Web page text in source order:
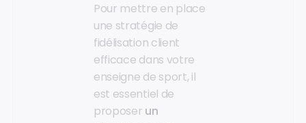
Pour mettre en place
une stratégie de
fidélisation client
efficace dans votre
enseigne de sport, il
est essentiel de
proposer un